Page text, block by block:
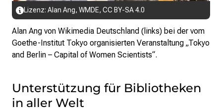
Lizenz: Alan Ang, WMDE, CC BY-SA 4.0
Alan Ang von Wikimedia Deutschland (links) bei der vom
Goethe-Institut Tokyo organisierten Veranstaltung „Tokyo
and Berlin – Capital of Women Scientists“.
Unterstützung für Bibliotheken
in aller Welt